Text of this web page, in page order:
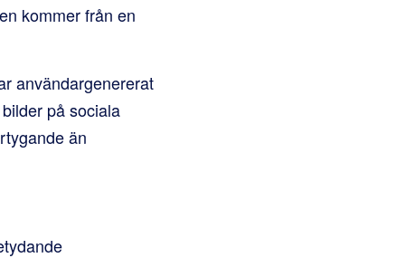
kommer från en
användargenererat
på sociala
än